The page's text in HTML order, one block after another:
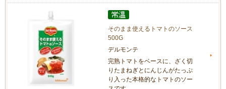
そのまま使えるトマトのソース
500G
デルモンテ
完熟トマトをベースに、ざく切
りたまねぎとにんじんがたっぷ
り入った本格的なトマトのソー